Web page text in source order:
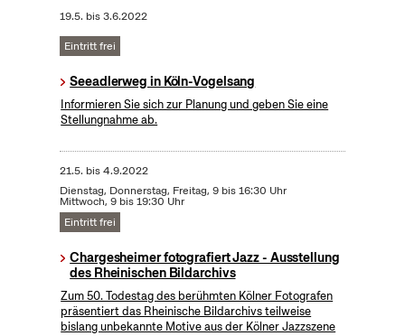
19.5. bis3.6.2022
Eintritt frei
Seeadlerweg in Köln-Vogelsang
Informieren Sie sich zur Planung und geben Sie eine
Stellungnahme ab.
21.5. bis4.9.2022
Dienstag, Donnerstag, Freitag, 9 bis 16:30 Uhr
Mittwoch, 9 bis 19:30 Uhr
Eintritt frei
Chargesheimer fotografiert Jazz - Ausstellung
des Rheinischen Bildarchivs
Zum 50. Todestag des berühmten Kölner Fotografen
präsentiert das Rheinische Bildarchivs teilweise
bislang unbekannte Motive aus der Kölner Jazzszene